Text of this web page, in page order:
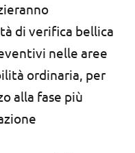
di verifica bellica
nelle aree
ordinaria, per
alla fase più